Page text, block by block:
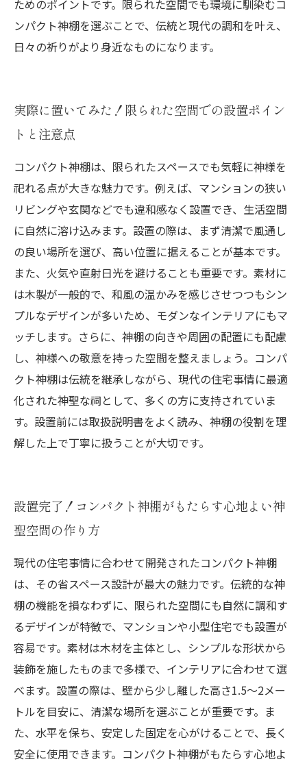
ためのポイントです。限られた空間でも環境に馴染むコ
ンパクト神棚を選ぶことで、伝統と現代の調和を叶え、
日々の祈りがより身近なものになります。
実際に置いてみた！限られた空間での設置ポイン
トと注意点
コンパクト神棚は、限られたスペースでも気軽に神様を
祀れる点が大きな魅力です。例えば、マンションの狭い
リビングや玄関などでも違和感なく設置でき、生活空間
に自然に溶け込みます。設置の際は、まず清潔で風通し
の良い場所を選び、高い位置に据えることが基本です。
また、火気や直射日光を避けることも重要です。素材に
は木製が一般的で、和風の温かみを感じさせつつもシン
プルなデザインが多いため、モダンなインテリアにもマ
ッチします。さらに、神棚の向きや周囲の配置にも配慮
し、神様への敬意を持った空間を整えましょう。コンパ
クト神棚は伝統を継承しながら、現代の住宅事情に最適
化された神聖な祠として、多くの方に支持されていま
す。設置前には取扱説明書をよく読み、神棚の役割を理
解した上で丁寧に扱うことが大切です。
設置完了！コンパクト神棚がもたらす心地よい神
聖空間の作り方
現代の住宅事情に合わせて開発されたコンパクト神棚
は、その省スペース設計が最大の魅力です。伝統的な神
棚の機能を損なわずに、限られた空間にも自然に調和す
るデザインが特徴で、マンションや小型住宅でも設置が
容易です。素材は木材を主体とし、シンプルな形状から
装飾を施したものまで多様で、インテリアに合わせて選
べます。設置の際は、壁から少し離した高さ1.5～2メー
トルを目安に、清潔な場所を選ぶことが重要です。ま
た、水平を保ち、安定した固定を心がけることで、長く
安全に使用できます。コンパクト神棚がもたらす心地よ